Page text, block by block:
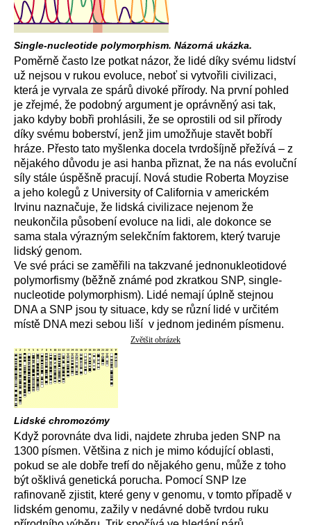
Single-nucleotide polymorphism. Názorná ukázka.
Poměrně často lze potkat názor, že lidé díky svému lidství
už nejsou v rukou evoluce, neboť si vytvořili civilizaci,
která je vyrvala ze spárů divoké přírody. Na první pohled
je zřejmé, že podobný argument je oprávněný asi tak,
jako kdyby bobři prohlásili, že se oprostili od sil přírody
díky svému boberství, jenž jim umožňuje stavět bobří
hráze. Přesto tato myšlenka docela tvrdošíjně přežívá – z
nějakého důvodu je asi hanba přiznat, že na nás evoluční
síly stále úspěšně pracují. Nová studie Roberta Moyzise
a jeho kolegů z University of California v americkém
Irvinu naznačuje, že lidská civilizace nejenom že
neukončila působení evoluce na lidi, ale dokonce se
sama stala výrazným selekčním faktorem, který tvaruje
lidský genom.
Ve své práci se zaměřili na takzvané jednonukleotidové
polymorfismy (běžně známé pod zkratkou SNP, single-
nucleotide polymorphism). Lidé nemají úplně stejnou
DNA a SNP jsou ty situace, kdy se různí lidé v určitém
místě DNA mezi sebou liší v jednom jediném písmenu.
Zvětšit obrázek
Lidské chromozómy
Když porovnáte dva lidi, najdete zhruba jeden SNP na
1300 písmen. Většina z nich je mimo kódující oblasti,
pokud se ale dobře trefí do nějakého genu, může z toho
být ošklivá genetická porucha. Pomocí SNP lze
rafinovaně zjistit, které geny v genomu, v tomto případě v
lidském genomu, zažily v nedávné době tvrdou ruku